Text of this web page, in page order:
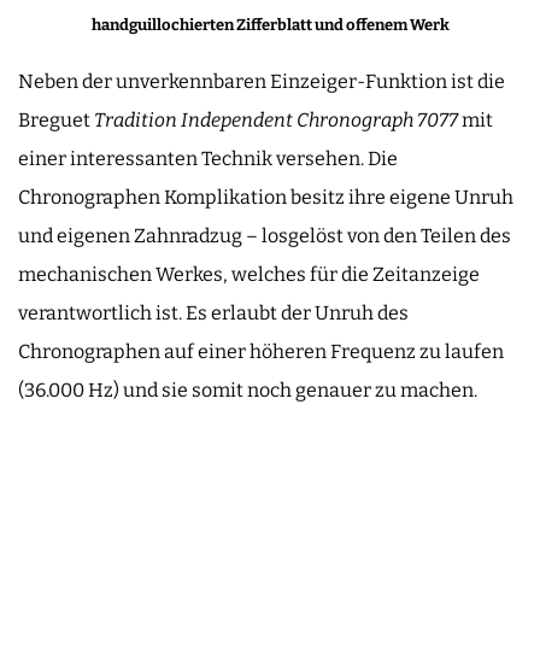
handguillochierten Zifferblatt und offenem Werk
Neben der unverkennbaren Einzeiger-Funktion ist die
Breguet Tradition Independent Chronograph 7077mit
einer interessanten Technik versehen. Die
Chronographen Komplikation besitz ihre eigene Unruh
und eigenen Zahnradzug – losgelöst von den Teilen des
mechanischen Werkes, welches für die Zeitanzeige
verantwortlich ist. Es erlaubt der Unruh des
Chronographen auf einer höheren Frequenz zu laufen
(36.000 Hz) und sie somit noch genauer zu machen.